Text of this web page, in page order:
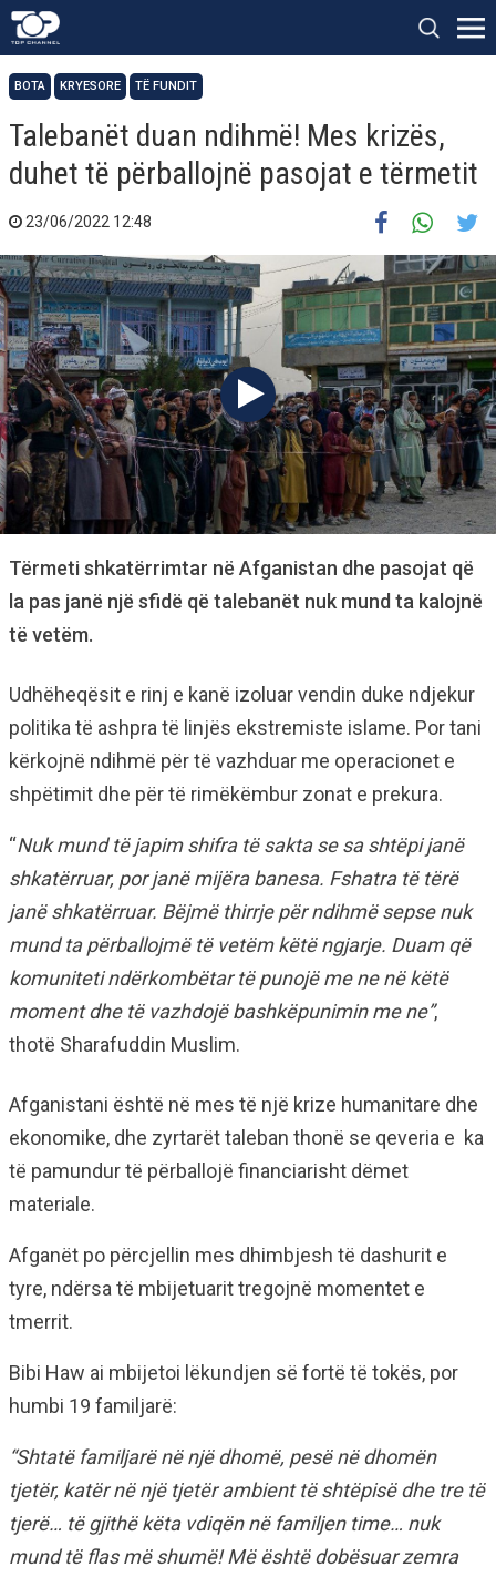
BOTA KRYESORE TË FUNDIT
Talebanët duan ndihmë! Mes krizës,
duhet të përballojnë pasojat e tërmetit
23/06/2022 12:48
Tërmeti shkatërrimtar në Afganistan dhe pasojat që
la pas janë një sfidë që talebanët nuk mund ta kalojnë
të vetëm.
Udhëheqësit e rinj e kanë izoluar vendin duke ndjekur
politika të ashpra të linjës ekstremiste islame. Por tani
kërkojnë ndihmë për të vazhduar me operacionet e
shpëtimit dhe për të rimëkëmbur zonat e prekura.
“Nuk mund të japim shifra të sakta se sa shtëpi janë
shkatërruar, por janë mijëra banesa. Fshatra të tërë
janë shkatërruar. Bëjmë thirrje për ndihmë sepse nuk
mund ta përballojmë të vetëm këtë ngjarje. Duam që
komuniteti ndërkombëtar të punojë me ne në këtë
moment dhe të vazhdojë bashkëpunimin me ne”,
thotë Sharafuddin Muslim.
Afganistani është në mes të një krize humanitare dhe
ekonomike, dhe zyrtarët taleban thonë se qeveria e ka
të pamundur të përballojë financiarisht dëmet
materiale.
Afganët po përcjellin mes dhimbjesh të dashurit e
tyre, ndërsa të mbijetuarit tregojnë momentet e
tmerrit.
Bibi Haw ai mbijetoi lëkundjen së fortë të tokës, por
humbi 19 familjarë:
“Shtatë familjarë në një dhomë, pesë në dhomën
tjetër, katër në një tjetër ambient të shtëpisë dhe tre të
tjerë… të gjithë këta vdiqën në familjen time… nuk
mund të flas më shumë! Më është dobësuar zemra